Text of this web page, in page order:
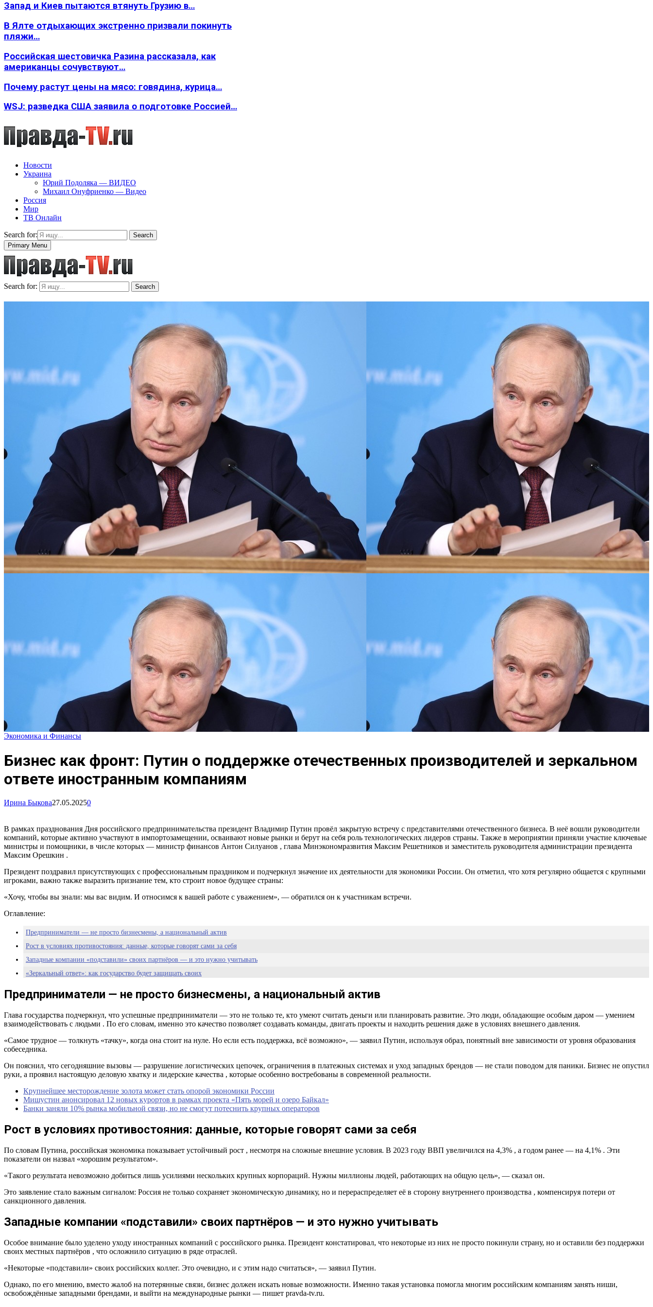
Запад и Киев пытаются втянуть Грузию в…
В Ялте отдыхающих экстренно призвали покинуть
пляжи…
Российская шестовичка Разина рассказала, как
американцы сочувствуют…
Почему растут цены на мясо: говядина, курица…
WSJ: разведка США заявила о подготовке Россией…
Новости
Украина
Юрий Подоляка — ВИДЕО
Михаил Онуфриенко — Видео
Россия
Мир
ТВ Онлайн
Search for:
Search
Primary Menu
Search for: Search
Экономика и Финансы
Бизнес как фронт: Путин о поддержке отечественных производителей и зеркальном
ответе иностранным компаниям
Ирина Быкова27.05.20250
В рамках празднования Дня российского предпринимательства президент Владимир Путин провёл закрытую встречу с представителями отечественного бизнеса. В неё вошли руководители
компаний, которые активно участвуют в импортозамещении, осваивают новые рынки и берут на себя роль технологических лидеров страны. Также в мероприятии приняли участие ключевые
министры и помощники, в числе которых — министр финансов Антон Силуанов , глава Минэкономразвития Максим Решетников и заместитель руководителя администрации президента
Максим Орешкин .
Президент поздравил присутствующих с профессиональным праздником и подчеркнул значение их деятельности для экономики России. Он отметил, что хотя регулярно общается с крупными
игроками, важно также выразить признание тем, кто строит новое будущее страны:
«Хочу, чтобы вы знали: мы вас видим. И относимся к вашей работе с уважением», — обратился он к участникам встречи.
Оглавление:
Предприниматели — не просто бизнесмены, а национальный актив
Рост в условиях противостояния: данные, которые говорят сами за себя
Западные компании «подставили» своих партнёров — и это нужно учитывать
«Зеркальный ответ»: как государство будет защищать своих
Бизнес как основа суверенитета
Время новых правил игры
Предприниматели — не просто бизнесмены, а национальный актив
Глава государства подчеркнул, что успешные предприниматели — это не только те, кто умеют считать деньги или планировать развитие. Это люди, обладающие особым даром — умением
взаимодействовать с людьми . По его словам, именно это качество позволяет создавать команды, двигать проекты и находить решения даже в условиях внешнего давления.
«Самое трудное — толкнуть «тачку», когда она стоит на нуле. Но если есть поддержка, всё возможно», — заявил Путин, используя образ, понятный вне зависимости от уровня образования
собеседника.
Он пояснил, что сегодняшние вызовы — разрушение логистических цепочек, ограничения в платежных системах и уход западных брендов — не стали поводом для паники. Бизнес не опустил
руки, а проявил настоящую деловую хватку и лидерские качества , которые особенно востребованы в современной реальности.
Крупнейшее месторождение золота может стать опорой экономики России
Мишустин анонсировал 12 новых курортов в рамках проекта «Пять морей и озеро Байкал»
Банки заняли 10% рынка мобильной связи, но не смогут потеснить крупных операторов
Рост в условиях противостояния: данные, которые говорят сами за себя
По словам Путина, российская экономика показывает устойчивый рост , несмотря на сложные внешние условия. В 2023 году ВВП увеличился на 4,3% , а годом ранее — на 4,1% . Эти
показатели он назвал «хорошим результатом».
«Такого результата невозможно добиться лишь усилиями нескольких крупных корпораций. Нужны миллионы людей, работающих на общую цель», — сказал он.
Это заявление стало важным сигналом: Россия не только сохраняет экономическую динамику, но и перераспределяет её в сторону внутреннего производства , компенсируя потери от
санкционного давления.
Западные компании «подставили» своих партнёров — и это нужно учитывать
Особое внимание было уделено уходу иностранных компаний с российского рынка. Президент констатировал, что некоторые из них не просто покинули страну, но и оставили без поддержки
своих местных партнёров , что осложнило ситуацию в ряде отраслей.
«Некоторые «подставили» своих российских коллег. Это очевидно, и с этим надо считаться», — заявил Путин.
Однако, по его мнению, вместо жалоб на потерянные связи, бизнес должен искать новые возможности. Именно такая установка помогла многим российским компаниям занять ниши,
освобождённые западными брендами, и выйти на международные рынки — пишет pravda-tv.ru.